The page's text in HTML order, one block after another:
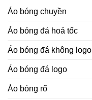
Áo bóng chuyền
Áo bóng đá hoả tốc
Áo bóng đá không logo
Áo bóng đá logo
Áo bóng rổ